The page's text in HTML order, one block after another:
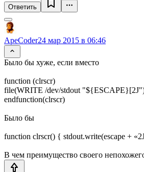
Ответить
ApeCoder24 мар 2015 в 06:46
Было бы хуже, если вместо
function (clrscr)
file(WRITE /dev/stdout
endfunction(clrscr)
Было бы
function clrscr() { stdout.write(escape +
В чем преимущество своего